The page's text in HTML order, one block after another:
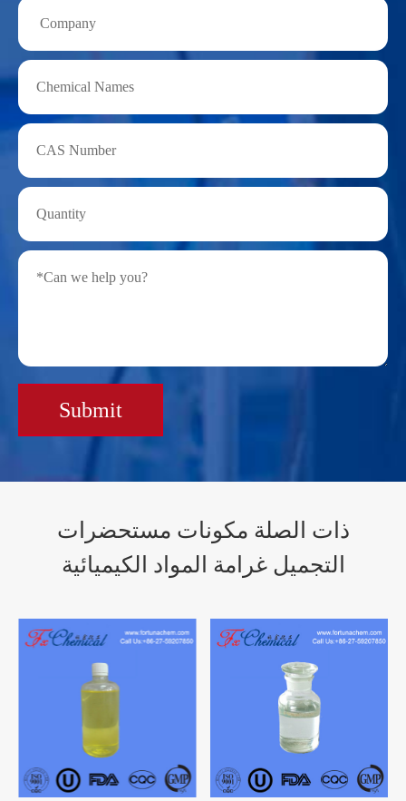
Submit
ذات الصلة مكونات مستحضرات
التجميل غرامة المواد الكيميائية